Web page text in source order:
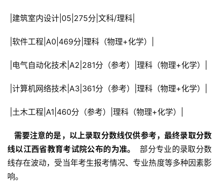
|建筑室内设计|05|275分|文科/理科|
|软件工程|A0|469分|理科（物理+化学）|
|电气自动化技术|A2|281分（参考）|理科（物理+化学）|
|计算机网络技术|A3|361分（参考）|理科（物理+化学）|
|土木工程|A1|460分（参考）|理科（物理+化学）|
  需要注意的是，以上录取分数线仅供参考，最终录取分数
线以江西省教育考试院公布的为准。
部分专业的录取分数
线存在波动，受当年考生报考情况、专业热度等多种因素影
响。